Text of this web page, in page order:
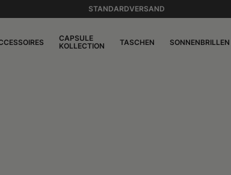
STANDARDVERSAND
CAPSULE
KOLLECTION
TASCHEN SONNENBRILLEN